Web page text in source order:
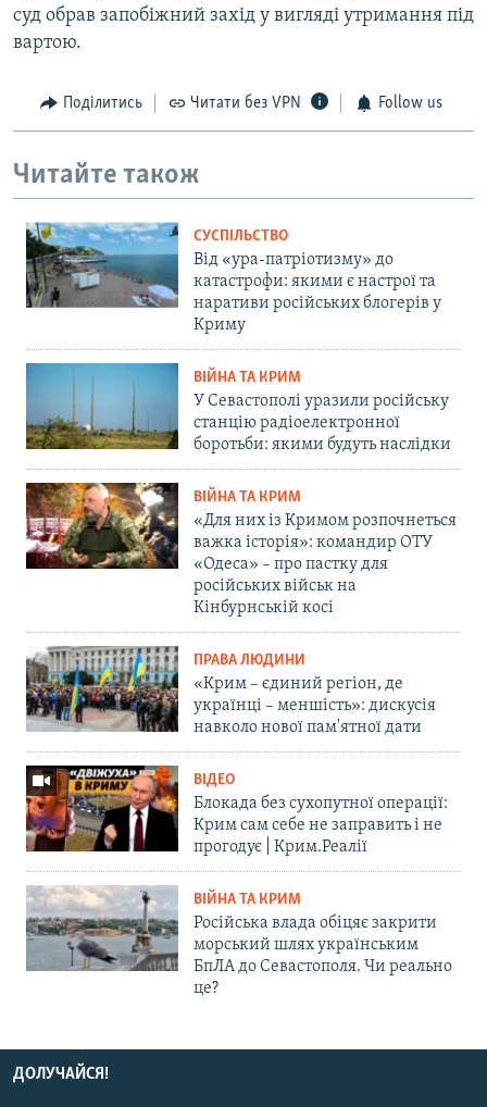
суд обрав запобіжний захід у вигляді утримання під
вартою.
Поділитись Читати без VPN Follow us
Читайте також
СУСПІЛЬСТВО
Від «ура-патріотизму» до
катастрофи: якими є настрої та
наративи російських блогерів у
Криму
ВІЙНА ТА КРИМ
У Севастополі уразили російську
станцію радіоелектронної
боротьби: якими будуть наслідки
ВІЙНА ТА КРИМ
«Для них із Кримом розпочнеться
важка історія»: командир ОТУ
«Одеса» – про пастку для
російських військ на
Кінбурнській косі
ПРАВА ЛЮДИНИ
«Крим – єдиний регіон, де
українці – меншість»: дискусія
навколо нової пам'ятної дати
ВІДЕО
Блокада без сухопутної операції:
Крим сам себе не заправить і не
прогодує | Крим.Реалії
ВІЙНА ТА КРИМ
Російська влада обіцяє закрити
морський шлях українським
БпЛА до Севастополя. Чи реально
це?
ДОЛУЧАЙСЯ!